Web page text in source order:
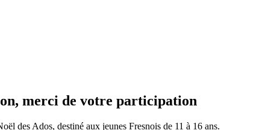
merci de votre participation
des Ados, destiné aux jeunes Fresnois de 11 à 16 ans.